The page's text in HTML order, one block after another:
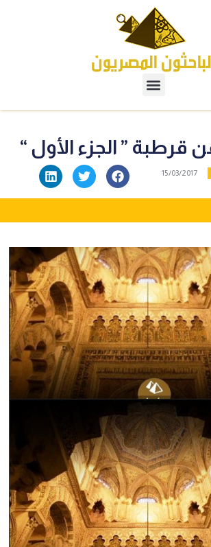
” الجزء الأول “
15/03/2017